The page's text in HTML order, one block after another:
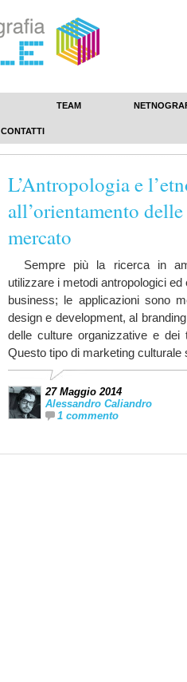
TEAM
CONTATTI
L’Antropologia e
all’orientamento
mercato
Sempre più la ricerca in
utilizzare i metodi antropologici
business; le applicazioni sono
design e development, al
delle culture organizzative e dei
Questo tipo di marketing
27 Maggio 2014
Alessandro Caliandro
1 commento